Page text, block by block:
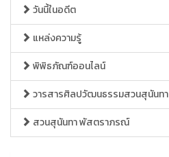
วันนี้ในอดีต
แหล่งความรู้
พิพิธภัณฑ์ออนไลน์
วารสารศิลปวัฒนธรรมสวนสุนันทา
สวนสุนันทา พัสตราภรณ์